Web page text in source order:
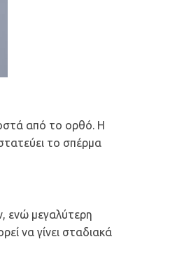
από το ορθό. Η
το σπέρμα
ενώ μεγαλύτερη
να γίνει σταδιακά